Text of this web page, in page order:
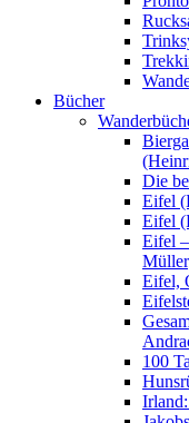
Bücher
Die
Eifel
Eifel
Eifel
Eifel,
100